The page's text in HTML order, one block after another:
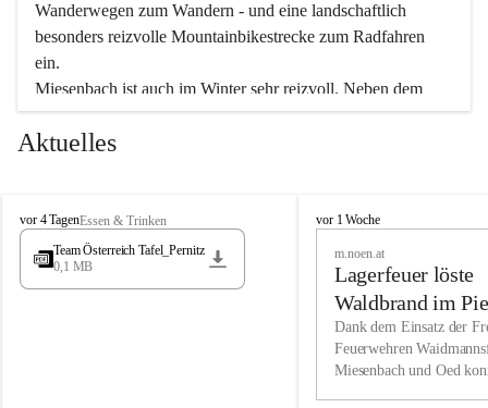
Wanderwegen zum Wandern - und eine landschaftlich
besonders reizvolle Mountainbikestrecke zum Radfahren
ein.
Miesenbach ist auch im Winter sehr reizvoll. Neben dem
Eisstockschießen gibt es auf dem nahe gelegenen Unterberg
wunderschöne Naturschneepisten, die zum Schifahren oder
vielfältige Angebot unserer Kulturvereine.
Überzeugen Sie sich selbst, dass Sie in Miesenbach sowie
in den Beherbergungsbetrieben, Gaststätten und urigen
Wir kennen Miesenbach als lebens- und liebenswerten Ort.
Tradition und Innovation werden ebenso groß geschrieben
Aktuelles
M
i
s
vor 4 TagenEssen & Trinken
Team Österreich Tafel_Pernitz
0,1 MB
M
h
vor 1 Woche
m.noen.at
Lagerfeuer löste
Waldbrand im
aus
Dank dem Einsatz der
Feuerwehren
Miesenbach und Oed